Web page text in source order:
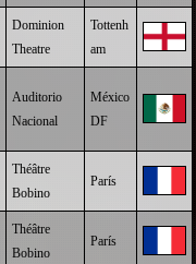
Dominion
Theatre
Tottenh
am
Auditorio
Nacional
México
DF
Théâtre
Bobino
París
Théâtre
Bobino
París